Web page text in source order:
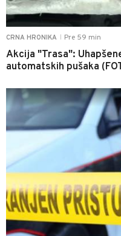
CRNA HRONIKA Pre 59 min
Akcija "Trasa":
automatskih pušaka